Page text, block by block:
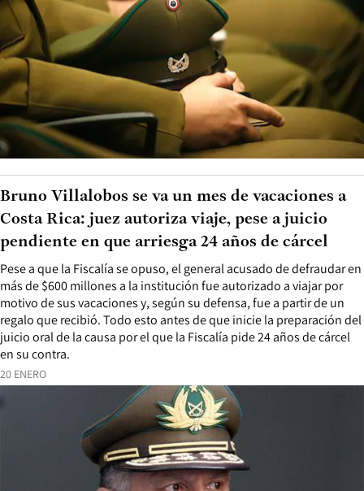
20 ENERO
Pese a que la Fiscalía se opuso, el general acusado de defraudar en
más de $600 millones a la institución fue autorizado a viajar por
motivo de sus vacaciones y, según su defensa, fue a partir de un
regalo que recibió. Todo esto antes de que inicie la preparación del
juicio oral de la causa por el que la Fiscalía pide 24 años de cárcel
en su contra.
Bruno Villalobos se va un mes de vacaciones a
Costa Rica: juez autoriza viaje, pese a juicio
pendiente en que arriesga 24 años de cárcel